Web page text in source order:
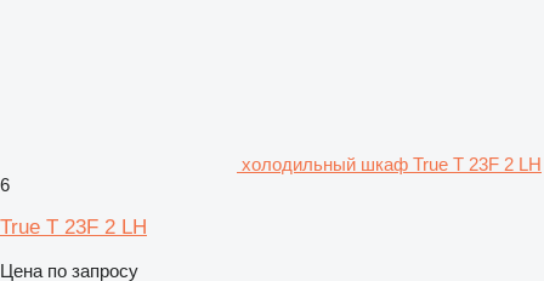
холодильный шкаф True T 23F 2 LH
6
True T 23F 2 LH
Цена по запросу